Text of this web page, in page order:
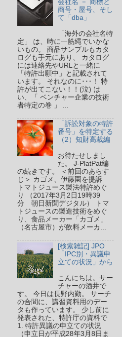
会社名 － 商標と
商号・屋号、そし
て「dba」
「海外の会社名特
定」 は、時に一筋縄でいかな
いもの。 商品サンプルもカタ
ログも手元にあり、 カタログ
には連絡先やURLと一緒に
「特許出願中」と記載されて
います。 それなのに･･･！ 特
許が出てこない！！(泣) は
い、「 ベンチャー企業の技術
者特定の巻 」 ...
「訴訟対象の特許
番号」を特定する
（2）知財高裁編
お待たせしまし
た。 J-PlatPat編
の続きです。 ＜前回のあらす
じ＞ カゴメ、伊藤園を提訴
トマトジュース製法特許めぐ
り （2017年3月2日19時39
分 朝日新聞デジタル） トマ
トジュースの製造技術をめぐ
り、食品メーカー「カゴメ」
（名古屋市）が飲料メーカ...
[検索雑記] JPO
「IPC別・異議申
立ての状況」から
こんにちは。サー
チャーの酒井で
す。 今日は長野内勤。 サーチ
の合間に、講習資料用のデー
タも作っています。 少し前に
発表された、特許庁の資料で
1. 特許異議の申立ての状況
（申立日が平成28年3月8日ま